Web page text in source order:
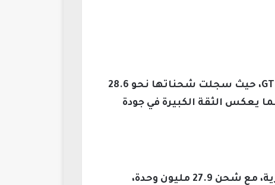
واصلت “هواوي” تصدرها السوق عالميًا، بدعم من نجاح سلسلة Huawei Watch GT 6 وGT 6 Pro، حيث سجلت شحناتها نحو 28.6
التي استحوذت على نحو 20.8 مليون وحدة، مما يعكس الثقة الكبيرة في جودة
احتلت “شاومي” المركز الثاني عالميًا، محققة أسرع معدل نمو بين أبرز خمسة علامات تجارية، مع شحن 27.9 مليون وحدة،